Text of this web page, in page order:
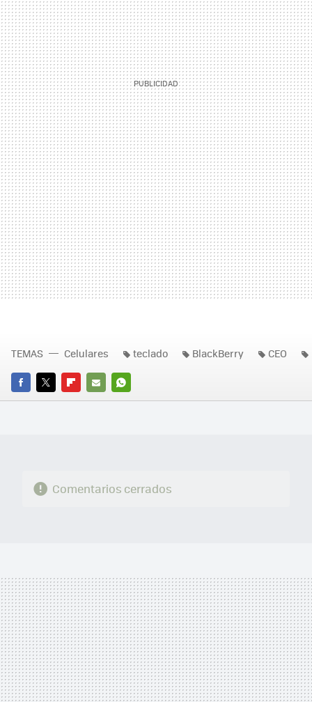
FACEBOOK
TWITTERFLIPBOARD
E-
WHATSAPP
TEMAS Celulares teclado BlackBerry CEO
Comentarios cerrados